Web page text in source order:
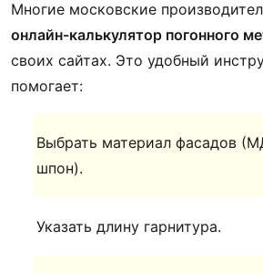
Многие московские
онлайн-калькулятор погонного
своих сайтах. Это удобный
помогает:
Выбрать материал фасадов
шпон).
Указать длину гарнитура.